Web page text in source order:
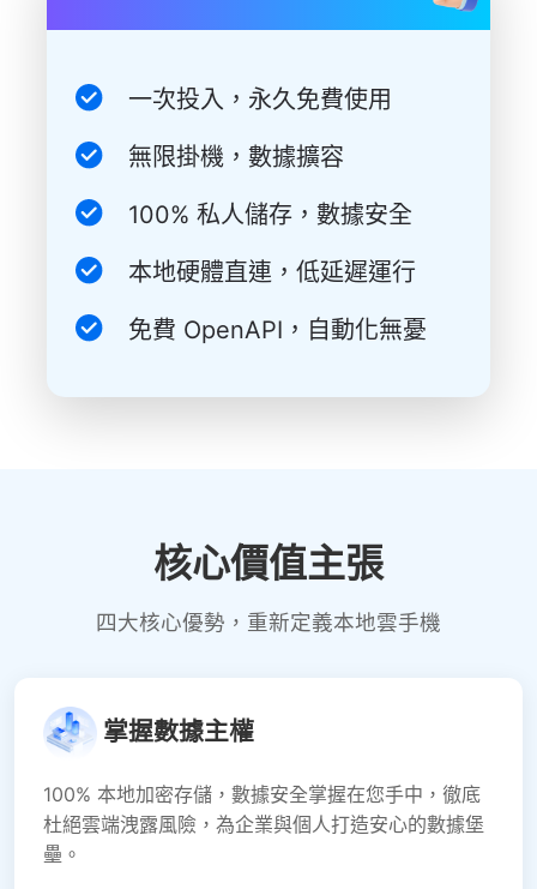
一次投入，永久免費使用
無限掛機，數據擴容
100% 私人儲存，數據安全
本地硬體直連，低延遲運行
免費 OpenAPI，自動化無憂
核心價值主張
四大核心優勢，重新定義本地雲手機
掌握數據主權
100% 本地加密存儲，數據安全掌握在您手中，徹底
杜絕雲端洩露風險，為企業與個人打造安心的數據堡
壘。